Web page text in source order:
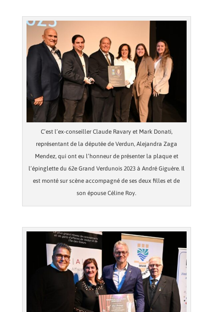
C’est l’ex-conseiller Claude Ravary et Mark Donati,
représentant de la députée de Verdun, Alejandra Zaga
Mendez, qui ont eu l’honneur de présenter la plaque et
l’épinglette du 62e Grand Verdunois 2023 à André Giguère. Il
est monté sur scène accompagné de ses deux filles et de
son épouse Céline Roy.